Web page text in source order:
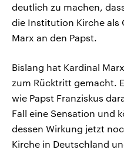
deutlich zu machen,
die Institution Kirche als
Marx an den Papst.
Bislang hat Kardinal
zum Rücktritt gemacht.
wie Papst Franziskus
Fall eine Sensation und
dessen Wirkung jetzt
Kirche in Deutschland